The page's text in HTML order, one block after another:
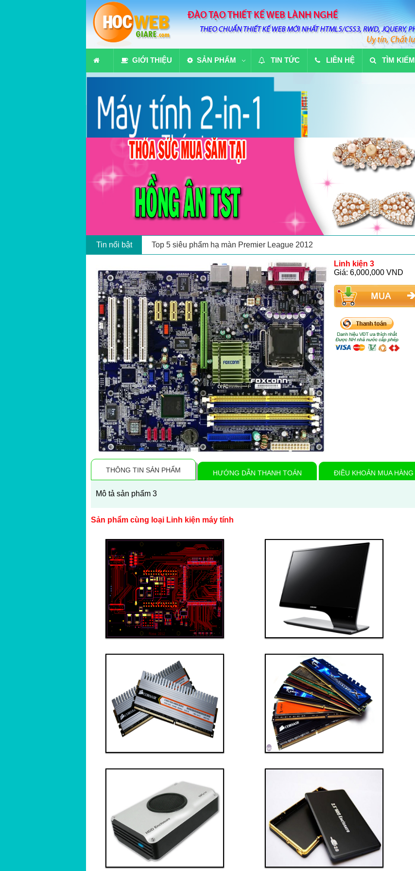
GIỚI THIỆU SẢN PHẨM TIN TỨC LIÊN HỆ TÌM KIẾM
Tin nổi bật
10 chuyên gia đá cánh xuất sắc nhất mọi thời đại
Nhóm HotGirls cổ động chuyên nghiệp cho Saigon Heat
Top 5 siêu phẩm hạ màn Premier League 2012
Linh kiện 3
Giá: 6,000,000 VND
THÔNG TIN SẢN PHẨM HƯỚNG DẪN THANH TOÁN ĐIỀU KHOẢN MUA HÀNG
Mô tả sản phẩm 3
Sản phẩm cùng loại Linh kiện máy tính
Linh kiện 1
Giá: 5,000,000 VND
Xem chi tiết
Đặt hàng
Thanh toán ngay
Linh kiện 2
Giá: 4,000,000 VND
Thanh toán ngay
Giá: 7,000,000 VND
Xem chi tiết
Đặt hàng
Thanh toán ngay
Linh kiện 5
Giá: 10,000,000 VND
Xem chi tiết
Đặt hàng
Thanh toán ngay
Linh kiện 7
Giá: 4,000,000 VND
Xem chi tiết
Đặt hàng
Thanh toán ngay
Linh kiện 8
Giá: 6,000,000 VND
Xem chi tiết
Đặt hàng
Thanh toán ngay